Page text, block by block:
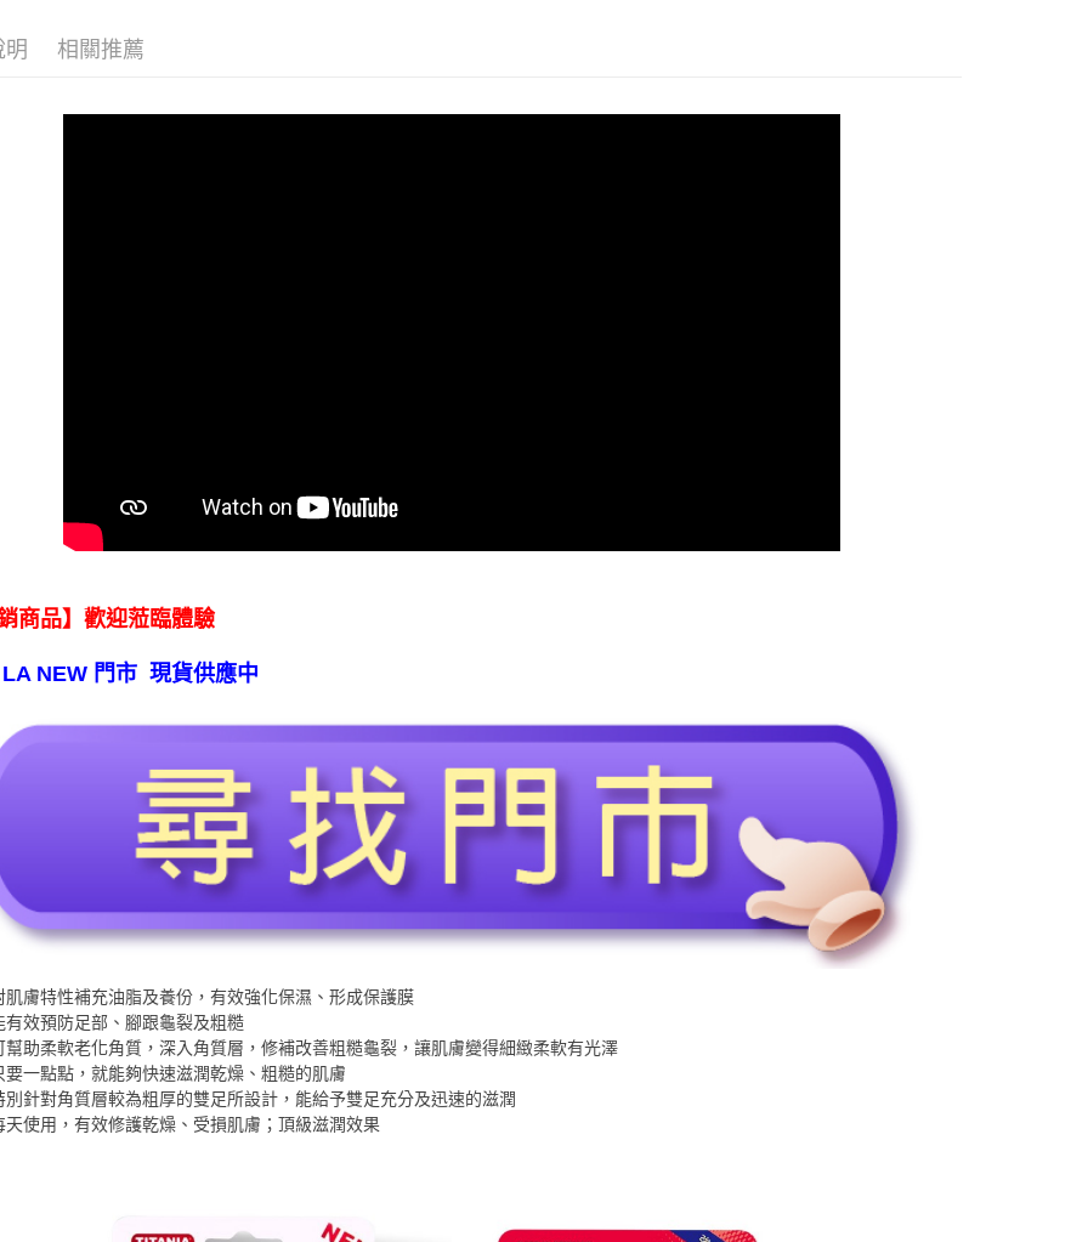
明 相關推薦
商品】歡迎蒞臨體驗
NEW 門市 現貨供應中
肌膚特性補充油脂及養份，有效強化保濕、形成保護膜
有效預防足部、腳跟龜裂及粗糙
幫助柔軟老化角質，深入角質層，修補改善粗糙龜裂，讓肌膚變得細緻柔軟有光澤
要一點點，就能夠快速滋潤乾燥、粗糙的肌膚
別針對角質層較為粗厚的雙足所設計，能給予雙足充分及迅速的滋潤
天使用，有效修護乾燥、受損肌膚；頂級滋潤效果